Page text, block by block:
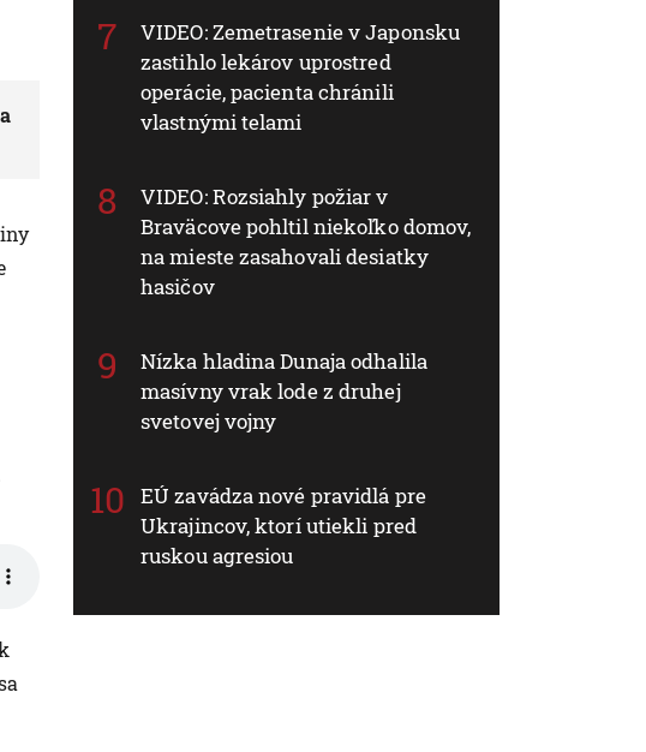
VIDEO: Zemetrasenie v Japonsku
zastihlo lekárov uprostred
operácie, pacienta chránili
vlastnými telami
VIDEO: Rozsiahly požiar v
Braväcove pohltil niekoľko domov,
na mieste zasahovali desiatky
hasičov
Nízka hladina Dunaja odhalila
masívny vrak lode z druhej
svetovej vojny
EÚ zavádza nové pravidlá pre
Ukrajincov, ktorí utiekli pred
ruskou agresiou